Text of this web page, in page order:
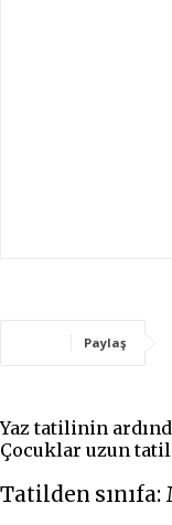
Paylaş
Yaz tatilinin
Çocuklar uzun
Tatilden